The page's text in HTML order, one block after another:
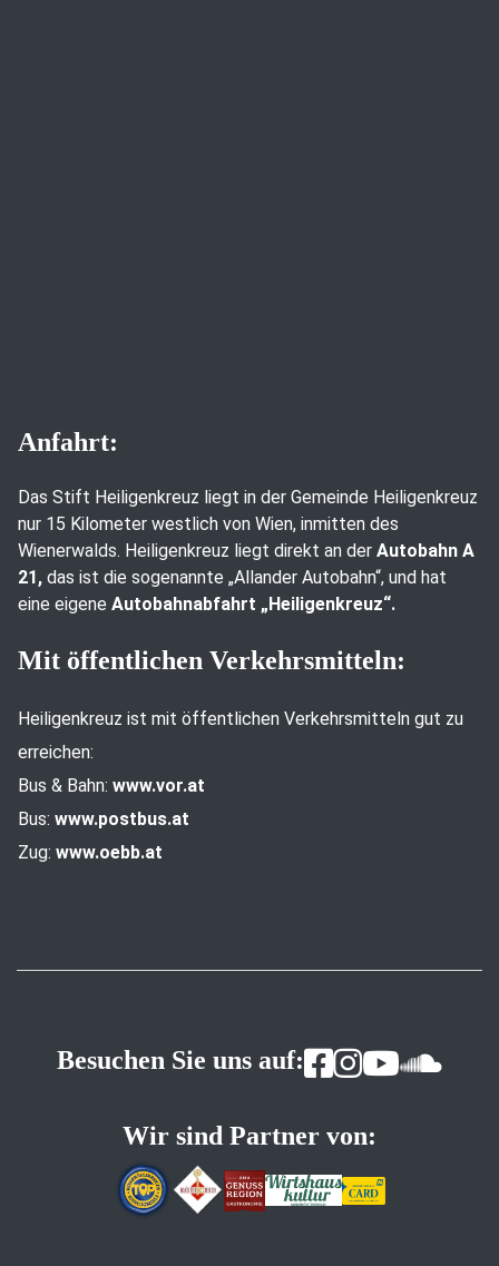
Anfahrt:
Das Stift Heiligenkreuz liegt in der Gemeinde Heiligenkreuz
nur 15 Kilometer westlich von Wien, inmitten des
Wienerwalds. Heiligenkreuz liegt direkt an der Autobahn A
21, das ist die sogenannte „Allander Autobahn“, und hat
eine eigene Autobahnabfahrt „Heiligenkreuz“.
Mit öffentlichen Verkehrsmitteln:
Heiligenkreuz ist mit öffentlichen Verkehrsmitteln gut zu
erreichen:
Bus & Bahn: www.vor.at
Bus: www.postbus.at
Zug: www.oebb.at
Besuchen Sie uns auf:
Wir sind Partner von: